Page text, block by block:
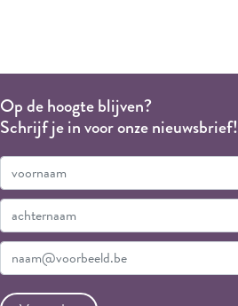
Op de hoogte blijven?
Schrijf je in voor onze nieuwsbrief!